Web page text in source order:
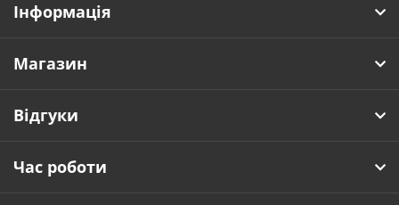
вибору комплексних добавок для
Щоб визначитися з вибором ефективної комплексної
Склад;
Інформація
Магазин
Відгуки
Час роботи